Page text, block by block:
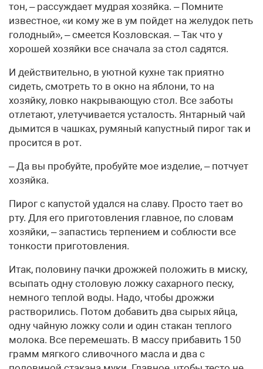
тон, – рассуждает мудрая хозяйка. – Помните
известное, «и кому же в ум пойдет на желудок петь
голодный», – смеется Козловская. – Так что у
хорошей хозяйки все сначала за стол садятся.
И действительно, в уютной кухне так приятно
сидеть, смотреть то в окно на яблони, то на
хозяйку, ловко накрывающую стол. Все заботы
отлетают, улетучивается усталость. Янтарный чай
дымится в чашках, румяный капустный пирог так и
просится в рот.
– Да вы пробуйте, пробуйте мое изделие, – потчует
хозяйка.
Пирог с капустой удался на славу. Просто тает во
рту. Для его приготовления главное, по словам
хозяйки, – запастись терпением и соблюсти все
тонкости приготовления.
Итак, половину пачки дрожжей положить в миску,
всыпать одну столовую ложку сахарного песку,
немного теплой воды. Надо, чтобы дрожжи
растворились. Потом добавить два сырых яйца,
одну чайную ложку соли и один стакан теплого
молока. Все перемешать. В массу прибавить 150
грамм мягкого сливочного масла и два с